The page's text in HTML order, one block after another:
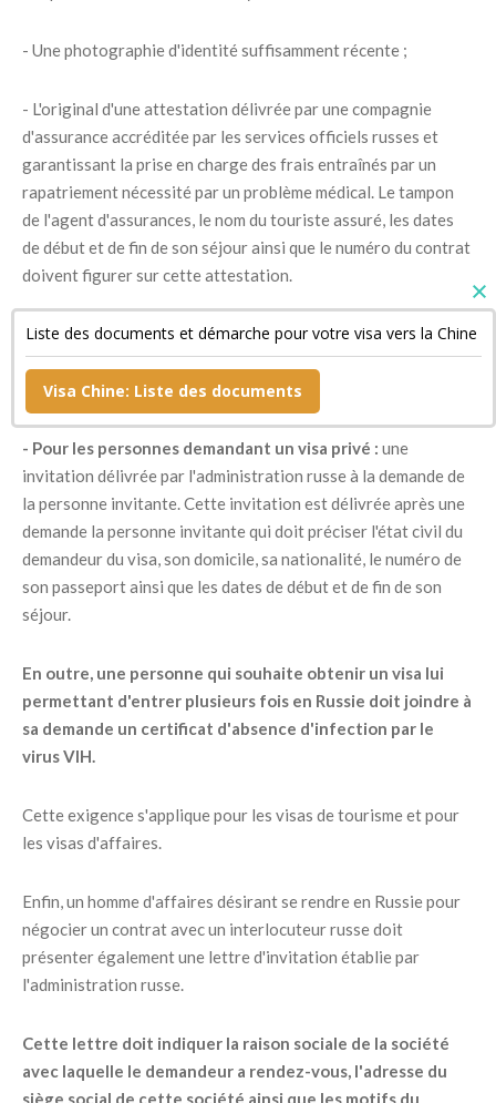
- Une photographie d'identité suffisamment récente ;
- L'original d'une attestation délivrée par une compagnie
d'assurance accréditée par les services officiels russes et
garantissant la prise en charge des frais entraînés par un
rapatriement nécessité par un problème médical. Le tampon
de l'agent d'assurances, le nom du touriste assuré, les dates
de début et de fin de son séjour ainsi que le numéro du contrat
doivent figurer sur cette attestation.
- Un document confirmant la réservation de sa chambre
d'hôtel si son séjour est bref ainsi qu'une copie de son billet de
retour ;
- Pour les personnes demandant un visa privé : une
invitation délivrée par l'administration russe à la demande de
la personne invitante. Cette invitation est délivrée après une
demande la personne invitante qui doit préciser l'état civil du
demandeur du visa, son domicile, sa nationalité, le numéro de
son passeport ainsi que les dates de début et de fin de son
séjour.
En outre, une personne qui souhaite obtenir un visa lui
permettant d'entrer plusieurs fois en Russie doit joindre à
sa demande un certificat d'absence d'infection par le
virus VIH.
Cette exigence s'applique pour les visas de tourisme et pour
les visas d'affaires.
Enfin, un homme d'affaires désirant se rendre en Russie pour
négocier un contrat avec un interlocuteur russe doit
présenter également une lettre d'invitation établie par
l'administration russe.
Cette lettre doit indiquer la raison sociale de la société
avec laquelle le demandeur a rendez-vous, l'adresse du
siège social de cette société ainsi que les motifs du
Liste des documents et démarche pour votre visa vers la Chine
Visa Chine: Liste des documents